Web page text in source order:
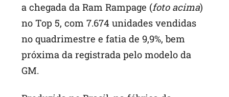
a chegada da Ram Rampage (foto acima)
no Top 5, com 7.674 unidades vendidas
no quadrimestre e fatia de 9,9%, bem
próxima da registrada pelo modelo da
GM.